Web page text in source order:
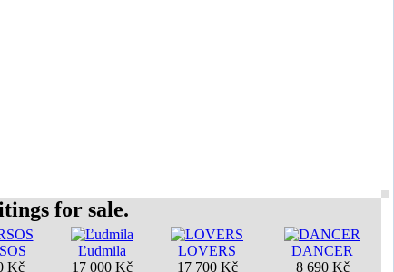
for sale.
Kč
Ľudmila
17 000 Kč
LOVERS
17 700 Kč
DANCER
8 690 Kč